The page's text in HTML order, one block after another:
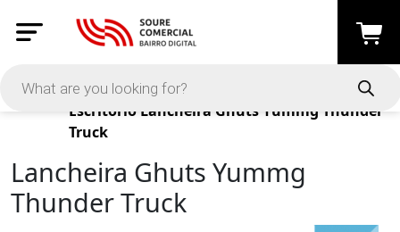
Products
Escritório Lancheira Ghuts Yummg Thunder
Truck
Lancheira Ghuts Yummg
Thunder Truck